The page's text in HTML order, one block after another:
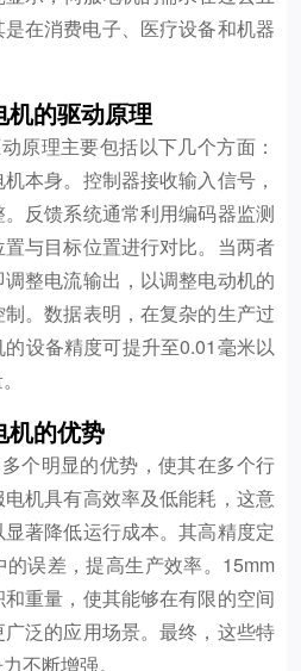
在消费电子、医疗设备和机器
的驱动原理
原理主要包括以下几个方面：
本身。控制器接收输入信号，
反馈系统通常利用编码器监测
与目标位置进行对比。当两者
整电流输出，以调整电动机的
。数据表明，在复杂的生产过
设备精度可提升至0.01毫米以
的优势
个明显的优势，使其在多个行
机具有高效率及低能耗，这意
著降低运行成本。其高精度定
误差，提高生产效率。15mm
重量，使其能够在有限的空间
泛的应用场景。最终，这些特
不断增强。